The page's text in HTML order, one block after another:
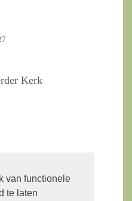
van functionele
te laten
Kerk